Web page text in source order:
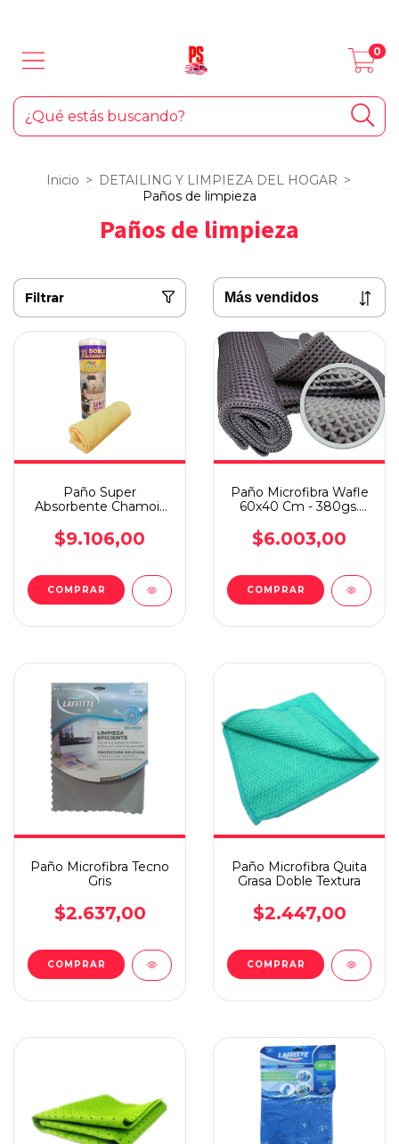
0
Inicio > DETAILING Y LIMPIEZA DEL HOGAR >
Paños de limpieza
Paños de limpieza
Filtrar
Paño Super
Absorbente Chamois
Aj91
$9.106,00
Paño Microfibra Wafle
60x40 Cm - 380gs.
$6.003,00
Paño Microfibra Tecno
Gris
$2.637,00
Paño Microfibra Quita
Grasa Doble Textura
$2.447,00